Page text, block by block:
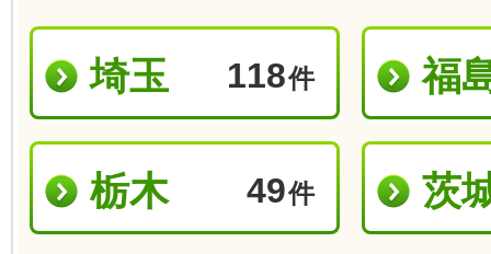
埼玉 118件 福
栃木 49件 茨